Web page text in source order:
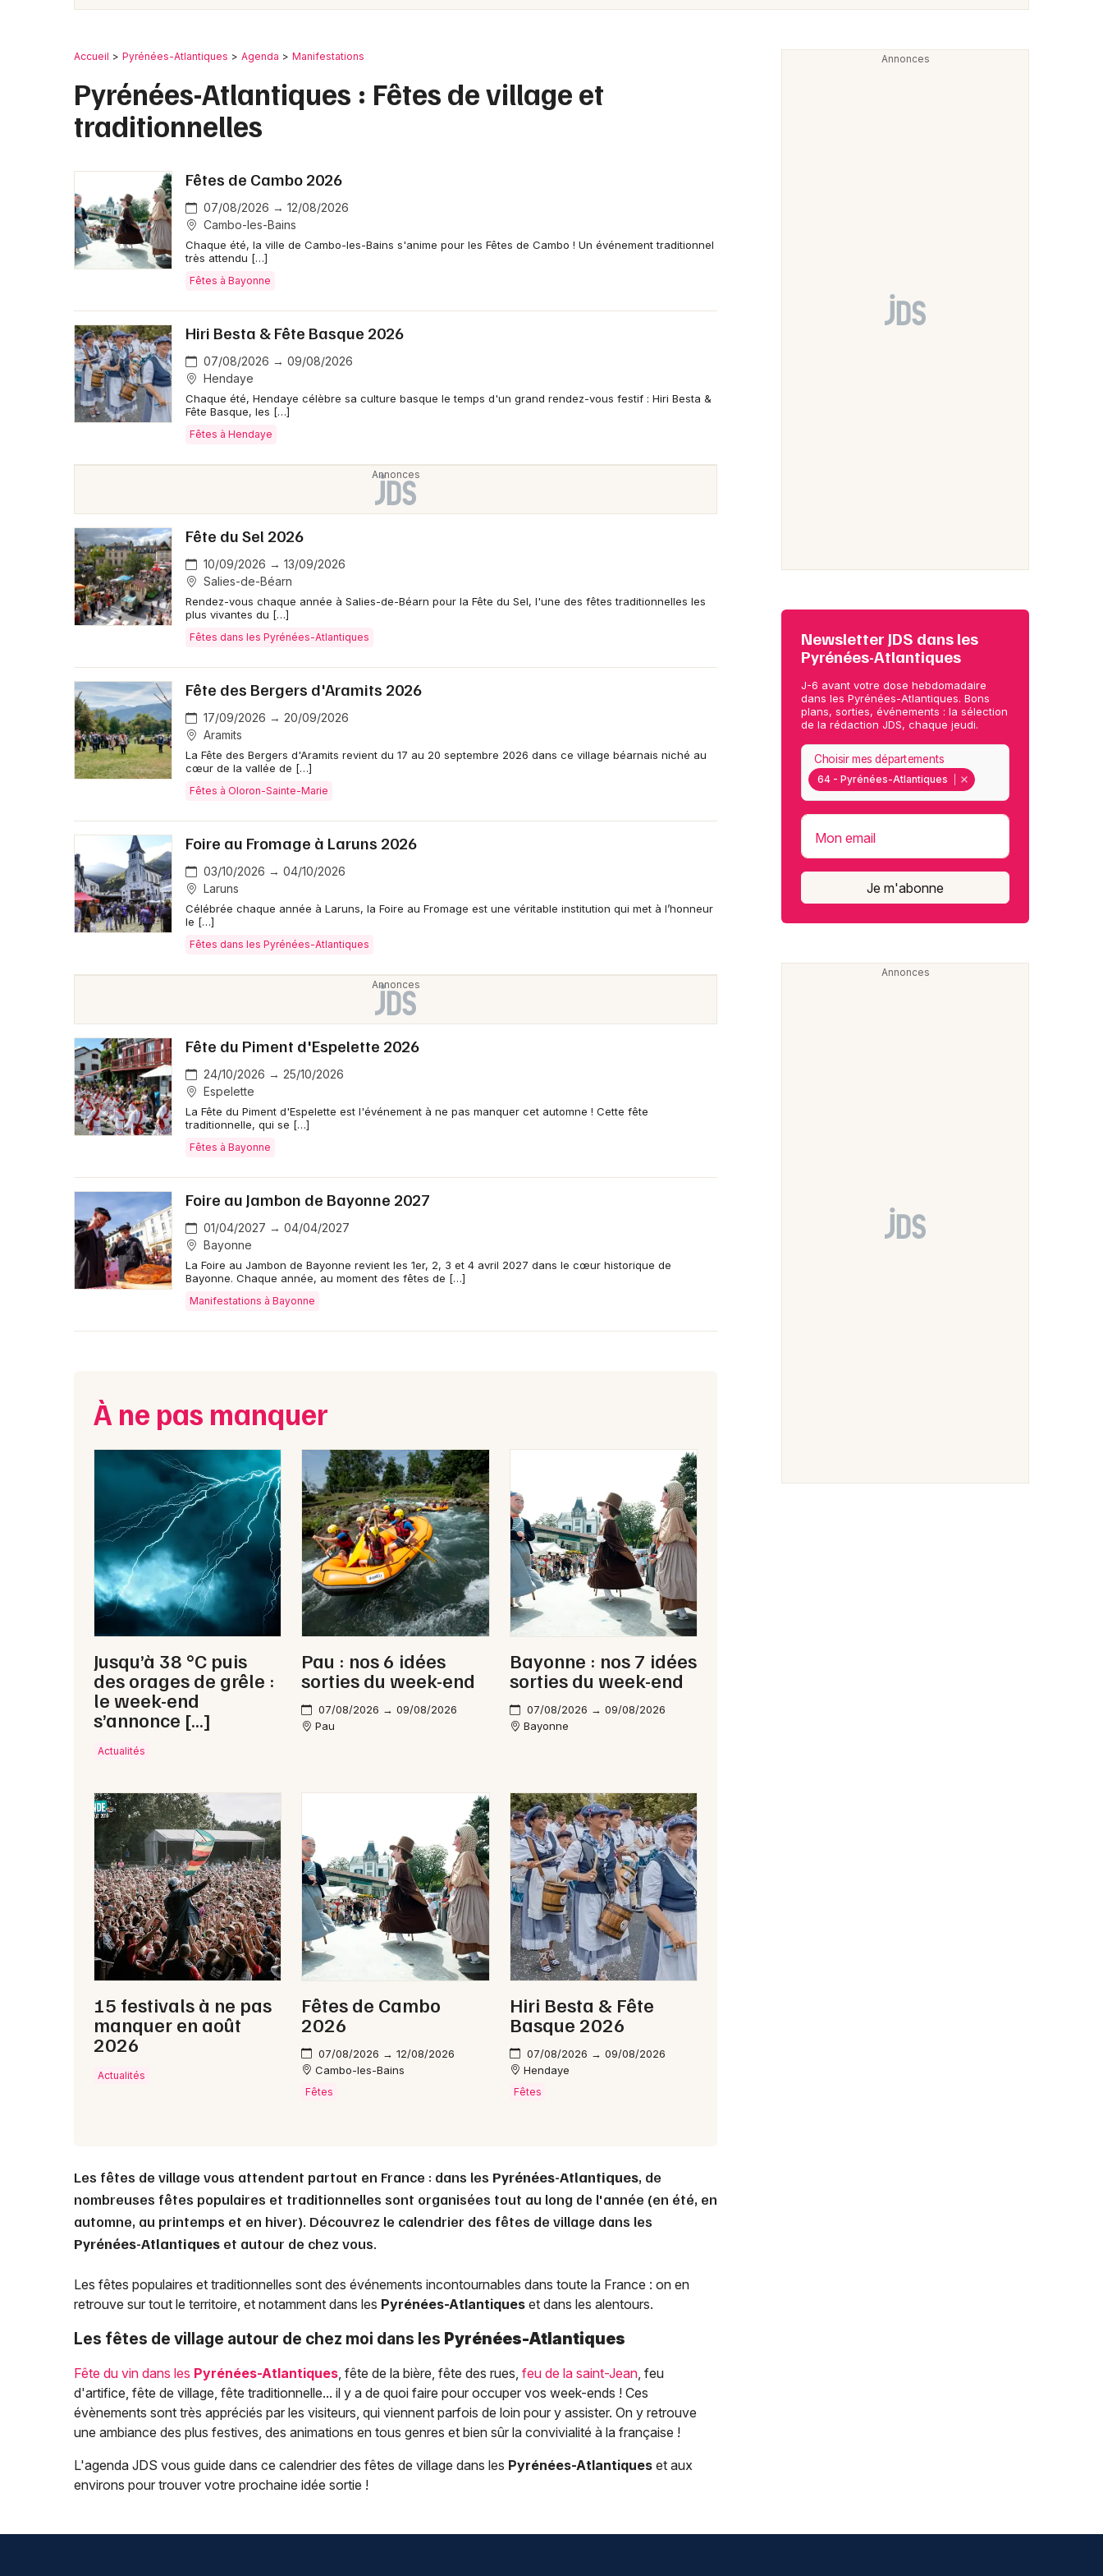
Sports
Sorties & loisirs
64 - Pyrénées-Atlantiques
Mon email
Mulhouse
Nice
Toutes les villes
Accueil Pyrénées-Atlantiques Agenda Manifestations
Pyrénées-Atlantiques : Fêtes de village et
traditionnelles
Fêtes de Cambo 2026
07/08/2026 → 12/08/2026
Cambo-les-Bains
Chaque été, la ville de Cambo-les-Bains s'anime pour les Fêtes de Cambo ! Un événement traditionnel
très attendu […]
Fêtes à Bayonne
Hiri Besta & Fête Basque 2026
07/08/2026 → 09/08/2026
Hendaye
Chaque été, Hendaye célèbre sa culture basque le temps d'un grand rendez-vous festif : Hiri Besta &
Fête Basque, les […]
Fêtes à Hendaye
Fête du Sel 2026
10/09/2026 → 13/09/2026
Salies-de-Béarn
Rendez-vous chaque année à Salies-de-Béarn pour la Fête du Sel, l'une des fêtes traditionnelles les
plus vivantes du […]
Fêtes dans les Pyrénées-Atlantiques
Fête des Bergers d'Aramits 2026
17/09/2026 → 20/09/2026
Aramits
La Fête des Bergers d'Aramits revient du 17 au 20 septembre 2026 dans ce village béarnais niché au
cœur de la vallée de […]
Fêtes à Oloron-Sainte-Marie
Foire au Fromage à Laruns 2026
03/10/2026 → 04/10/2026
Laruns
Célébrée chaque année à Laruns, la Foire au Fromage est une véritable institution qui met à l’honneur
le […]
Fêtes dans les Pyrénées-Atlantiques
Fête du Piment d'Espelette 2026
24/10/2026 → 25/10/2026
Espelette
La Fête du Piment d'Espelette est l'événement à ne pas manquer cet automne ! Cette fête
traditionnelle, qui se […]
Fêtes à Bayonne
Foire au Jambon de Bayonne 2027
01/04/2027 → 04/04/2027
Bayonne
La Foire au Jambon de Bayonne revient les 1er, 2, 3 et 4 avril 2027 dans le cœur historique de
Bayonne. Chaque année, au moment des fêtes de […]
Manifestations à Bayonne
À ne pas manquer
Jusqu’à 38 °C puis
des orages de grêle :
le week-end
s’annonce […]
Actualités
Pau : nos 6 idées
sorties du week-end
07/08/2026 → 09/08/2026
Pau
Bayonne : nos 7 idées
sorties du week-end
07/08/2026 → 09/08/2026
Bayonne
15 festivals à ne pas
manquer en août
2026
Actualités
Fêtes de Cambo
2026
07/08/2026 → 12/08/2026
Cambo-les-Bains
Fêtes
Hiri Besta & Fête
Basque 2026
07/08/2026 → 09/08/2026
Hendaye
Fêtes
Les fêtes de village vous attendent partout en France : dans les Pyrénées-Atlantiques, de
nombreuses fêtes populaires et traditionnelles sont organisées tout au long de l'année (en été, en
automne, au printemps et en hiver). Découvrez le calendrier des fêtes de village dans les
Pyrénées-Atlantiques et autour de chez vous.
Les fêtes populaires et traditionnelles sont des événements incontournables dans toute la France : on en
retrouve sur tout le territoire, et notamment dans les Pyrénées-Atlantiques et dans les alentours.
Les fêtes de village autour de chez moi dans les Pyrénées-Atlantiques
Fête du vin dans les Pyrénées-Atlantiques , fête de la bière, fête des rues, feu de la saint-Jean , feu
d'artifice, fête de village, fête traditionnelle... il y a de quoi faire pour occuper vos week-ends ! Ces
évènements sont très appréciés par les visiteurs, qui viennent parfois de loin pour y assister. On y retrouve
une ambiance des plus festives, des animations en tous genres et bien sûr la convivialité à la française !
L'agenda JDS vous guide dans ce calendrier des fêtes de village dans les Pyrénées-Atlantiques et aux
environs pour trouver votre prochaine idée sortie !
Newsletter JDS dans les
Pyrénées-Atlantiques
J-6 avant votre dose hebdomadaire
dans les Pyrénées-Atlantiques. Bons
plans, sorties, événements : la sélection
de la rédaction JDS, chaque jeudi.
64 - Pyrénées-Atlantiques
Choisir mes départements
Mon email
Je m'abonne